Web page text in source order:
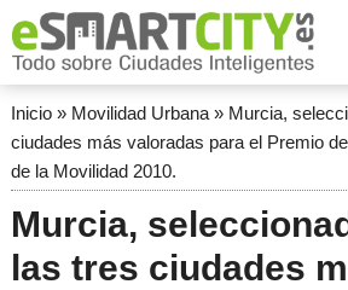
Inicio» Movilidad Urbana» Murcia,
ciudades más valoradas para el Premio
de la Movilidad 2010.
Murcia,
las tres ciudades